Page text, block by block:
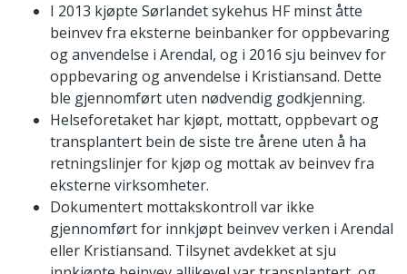
I 2013 kjøpte Sørlandet sykehus HF minst åtte
beinvev fra eksterne beinbanker for oppbevaring
og anvendelse i Arendal, og i 2016 sju beinvev for
oppbevaring og anvendelse i Kristiansand. Dette
ble gjennomført uten nødvendig godkjenning.
Helseforetaket har kjøpt, mottatt, oppbevart og
transplantert bein de siste tre årene uten å ha
retningslinjer for kjøp og mottak av beinvev fra
eksterne virksomheter.
Dokumentert mottakskontroll var ikke
gjennomført for innkjøpt beinvev verken i Arendal
eller Kristiansand. Tilsynet avdekket at sju